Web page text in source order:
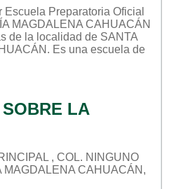
Escuela Preparatoria Oficial
MAGDALENA CAHUACÁN
de la localidad de SANTA
. Es una escuela de
LA
, COL. NINGUNO
MAGDALENA CAHUACÁN,